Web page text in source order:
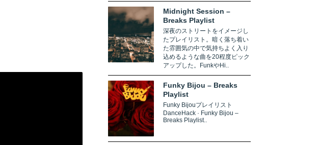
Midnight Session –
Breaks Playlist
深夜のストリートをイメージし
たプレイリスト。暗く落ち着い
た雰囲気の中で気持ちよく入り
込めるような曲を20程度ピック
アップした。FunkやHi..
Funky Bijou – Breaks
Playlist
Funky Bijouプレイリスト
DanceHack · Funky Bijou –
Breaks Playlist..